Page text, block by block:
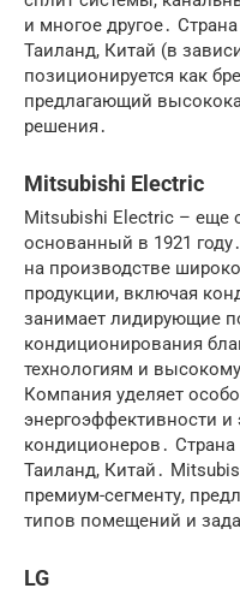
и многое другое․
Таиланд, Китай (в
позиционируется как
предлагающий
решения․
Mitsubishi Electric
Mitsubishi Electric – еще
основанный в 1921
на производстве
продукции, включая
занимает лидирующие
кондиционирования
технологиям и
Компания уделяет
энергоэффективности и
кондиционеров․
Таиланд, Китай․
премиум-сегменту,
типов помещений и
LG